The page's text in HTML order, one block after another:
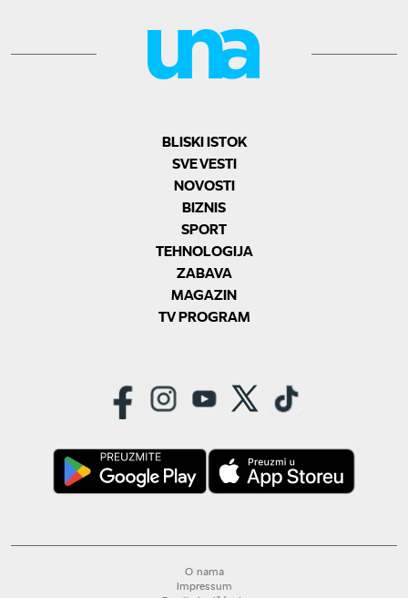
BLISKI ISTOK
SVE VESTI
NOVOSTI
BIZNIS
SPORT
TEHNOLOGIJA
ZABAVA
MAGAZIN
TV PROGRAM
O nama
Impressum